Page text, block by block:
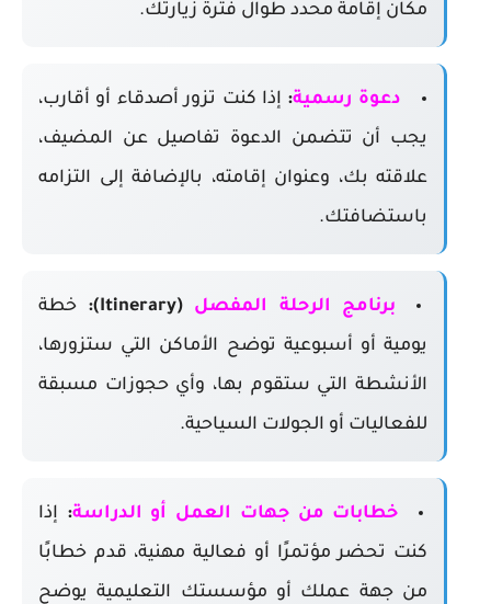
مكان إقامة محدد طوال فترة زيارتك.
دعوة رسمية: إذا كنت تزور أصدقاء أو أقارب،
يجب أن تتضمن الدعوة تفاصيل عن المضيف،
علاقته بك، وعنوان إقامته، بالإضافة إلى التزامه
باستضافتك.
برنامج الرحلة المفصل (
Itinerary
): خطة
يومية أو أسبوعية توضح الأماكن التي ستزورها،
الأنشطة التي ستقوم بها، وأي حجوزات مسبقة
للفعاليات أو الجولات السياحية.
خطابات من جهات العمل أو الدراسة: إذا
كنت تحضر مؤتمرًا أو فعالية مهنية، قدم خطابًا
من جهة عملك أو مؤسستك التعليمية يوضح